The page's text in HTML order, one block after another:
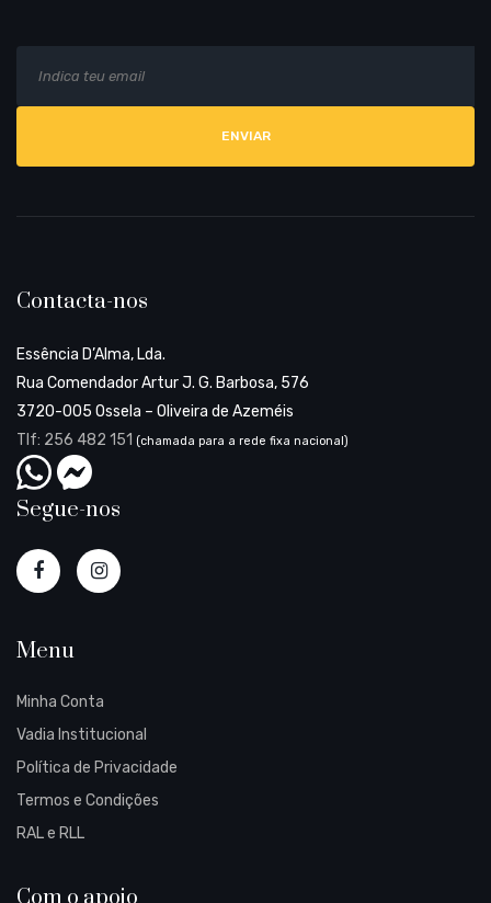
i
Contacta-nos
Essência D’Alma, Lda.
Rua Comendador Artur J. G. Barbosa, 576
3720-005 Ossela – Oliveira de Azeméis
Tlf: 256 482 151 (chamada para a rede fixa nacional)
Segue-nos
Menu
Minha Conta
Vadia Institucional
Política de Privacidade
Termos e Condições
RAL e RLL